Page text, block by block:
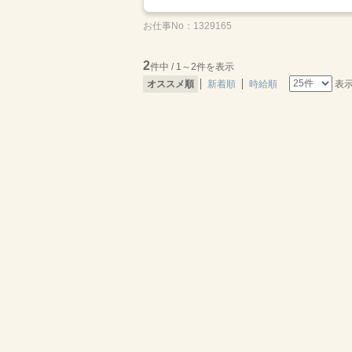
お仕事No： 1329165
2件中 / 1～2件を表示
オススメ順
新着順 時給順 表